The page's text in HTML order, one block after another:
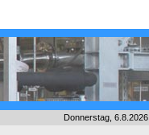
Donnerstag, 6.8.2026